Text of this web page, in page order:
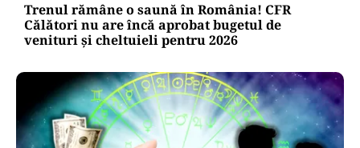
Trenul rămâne o saună în România! CFR
Călători nu are încă aprobat bugetul de
venituri și cheltuieli pentru 2026